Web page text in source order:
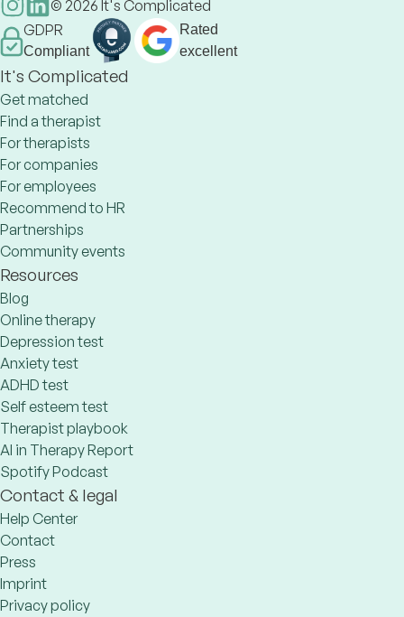
© 2026 It's Complicated
GDPR
Compliant
Rated
excellent
It's Complicated
Get matched
Find a therapist
For therapists
For companies
For employees
Recommend to HR
Partnerships
Community events
Resources
Blog
Online therapy
Depression test
Anxiety test
ADHD test
Self esteem test
Therapist playbook
AI in Therapy Report
Spotify Podcast
Contact & legal
Help Center
Contact
Press
Imprint
Privacy policy